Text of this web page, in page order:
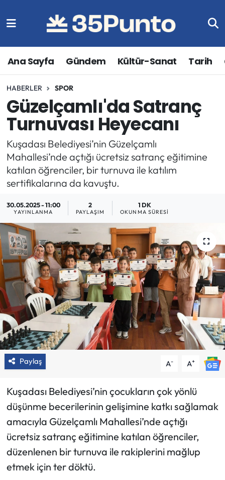
Ana Sayfa Gündem Kültür-Sanat Tarih
HABERLER SPOR
Güzelçamlı'da Satranç
Turnuvası Heyecanı
Kuşadası Belediyesi’nin Güzelçamlı
Mahallesi’nde açtığı ücretsiz satranç eğitimine
katılan öğrenciler, bir turnuva ile katılım
sertifikalarına da kavuştu.
30.05.2025 - 11:00
YAYINLANMA
2
PAYLAŞIM
1 DK
OKUNMA SÜRESI
Paylaş A- A+
Kuşadası Belediyesi’nin çocukların çok yönlü
düşünme becerilerinin gelişimine katkı sağlamak
amacıyla Güzelçamlı Mahallesi’nde açtığı
ücretsiz satranç eğitimine katılan öğrenciler,
düzenlenen bir turnuva ile rakiplerini mağlup
etmek için ter döktü.